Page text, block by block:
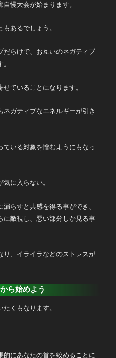
慢大会が始まります。
あるでしょう。
だらけで、お互いのネガティブ
ていることになります。
ガティブなエネルギーが引き
いる対象を憎むようにもなっ
に入らない。
らすと共感を得る事ができ、
に敵視し、悪い部分しか見る事
り、イライラなどのストレスが
ら始めよう
くもなります。
にあなたの首を絞めることに